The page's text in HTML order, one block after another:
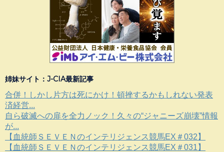
姉妹サイト：J-CIA最新記事
合併！しかし片方は死にかけ！頓挫するかもしれない発表
済経営...
自ら破滅への扉を全力ノック！久々の“ジャニーズ崩壊”情報
が...
【血統師ＳＥＶＥＮのインテリジェンス競馬EX＃032】
【血統師ＳＥＶＥＮのインテリジェンス競馬EX＃031】